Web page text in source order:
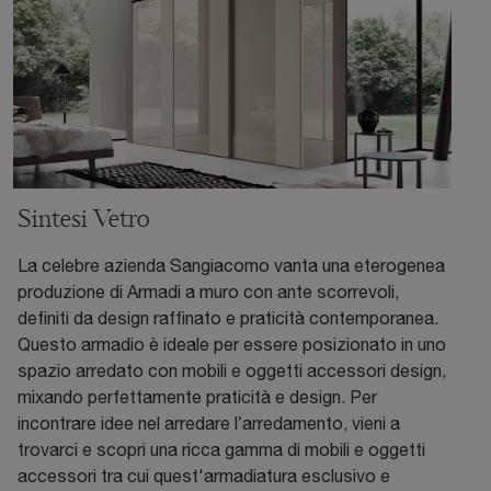
Sintesi Vetro
La celebre azienda Sangiacomo vanta una eterogenea
produzione di Armadi a muro con ante scorrevoli,
definiti da design raffinato e praticità contemporanea.
Questo armadio è ideale per essere posizionato in uno
spazio arredato con mobili e oggetti accessori design,
mixando perfettamente praticità e design. Per
incontrare idee nel arredare l’arredamento, vieni a
trovarci e scopri una ricca gamma di mobili e oggetti
accessori tra cui quest'armadiatura esclusivo e